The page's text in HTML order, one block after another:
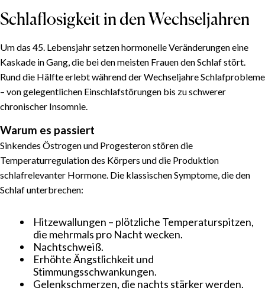
Schlaflosigkeit in den Wechseljahren
Um das 45. Lebensjahr setzen hormonelle Veränderungen eine
Kaskade in Gang, die bei den meisten Frauen den Schlaf stört.
Rund die Hälfte erlebt während der Wechseljahre Schlafprobleme
– von gelegentlichen Einschlafstörungen bis zu schwerer
chronischer Insomnie.
Warum es passiert
Sinkendes Östrogen und Progesteron stören die
Temperaturregulation des Körpers und die Produktion
schlafrelevanter Hormone. Die klassischen Symptome, die den
Schlaf unterbrechen:
Hitzewallungen – plötzliche Temperaturspitzen,
die mehrmals pro Nacht wecken.
Nachtschweiß.
Erhöhte Ängstlichkeit und
Stimmungsschwankungen.
Gelenkschmerzen, die nachts stärker werden.